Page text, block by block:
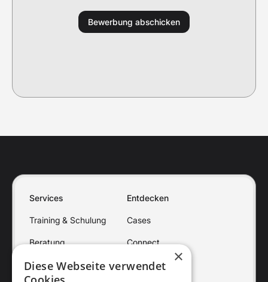
Services
Training & Schulung
Beratung
Onboarding
Entdecken
Cases
Connect
Gates ×
Diese Webseite verwendet